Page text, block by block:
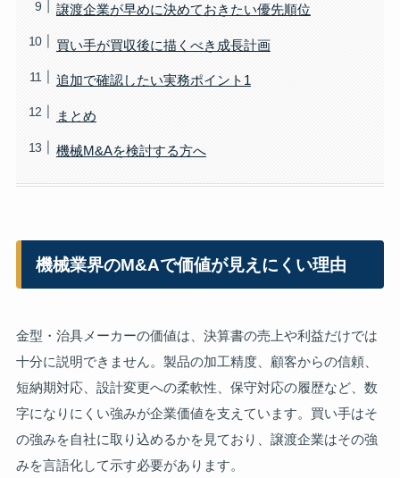
譲渡企業が早めに決めておきたい優先順位
買い手が買収後に描くべき成長計画
追加で確認したい実務ポイント1
まとめ
機械M&Aを検討する方へ
機械業界のM&Aで価値が見えにくい理由
金型・治具メーカーの価値は、決算書の売上や利益だけでは
十分に説明できません。製品の加工精度、顧客からの信頼、
短納期対応、設計変更への柔軟性、保守対応の履歴など、数
字になりにくい強みが企業価値を支えています。買い手はそ
の強みを自社に取り込めるかを見ており、譲渡企業はその強
みを言語化して示す必要があります。